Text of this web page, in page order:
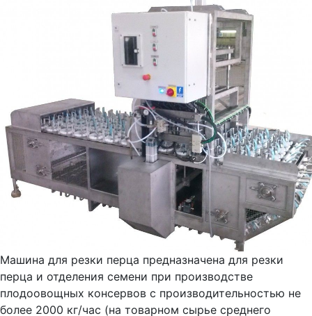
Машина для резки перца предназначена для резки
перца и отделения семени при производстве
плодоовощных консервов с производительностью не
более 2000 кг/час (на товарном сырье среднего